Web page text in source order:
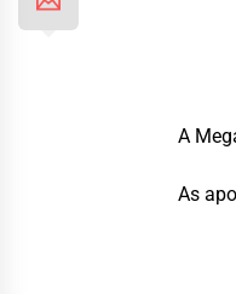
A
As